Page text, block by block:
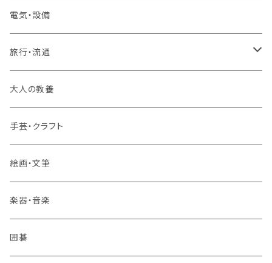
2コースまとめて受講
大卒公務員受験対策講座
TOEIC®L&Rテスト対策講座
その他 語学
電気・設備
旅行・流通
旅行業務取扱管理者講座
その他 旅行・流通
大人の教養
手芸・クラフト
絵画・文筆
楽器・音楽
囲碁